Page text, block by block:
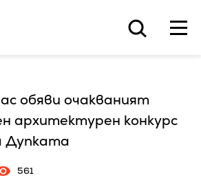
обяви очакваният
архитектурен конкурс
Дупката
561